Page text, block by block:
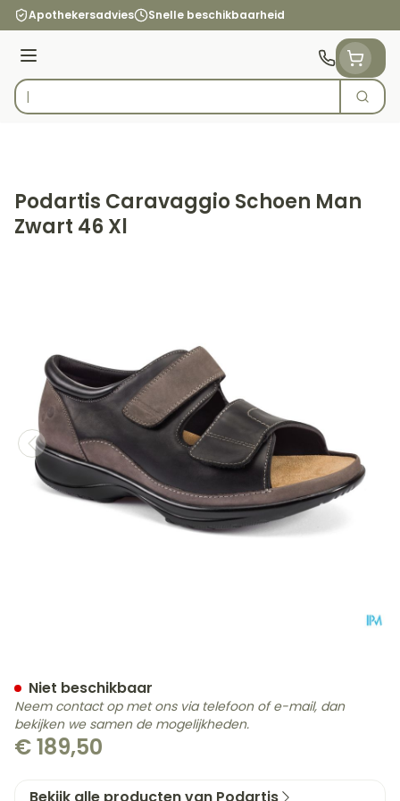
Ga naar de inhoud
Apothekersadvies Snelle beschikbaarheid
Menu
Product, merk, categorie...
Zoek
Podartis Caravaggio Schoen Man
Zwart 46 Xl
€ 189,50
Niet beschikbaar
Neem contact op met ons via telefoon of e-mail, dan
bekijken we samen de mogelijkheden.